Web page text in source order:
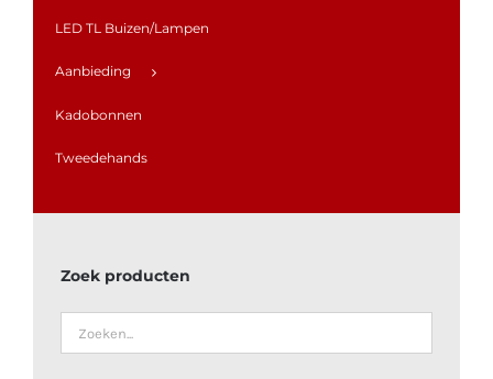
LED TL Buizen/Lampen
Aanbieding
Kadobonnen
Tweedehands
Zoek producten